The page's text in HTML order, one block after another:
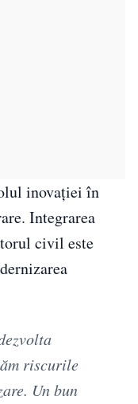
inovației în
Integrarea
civil este
riscurile
Un bun